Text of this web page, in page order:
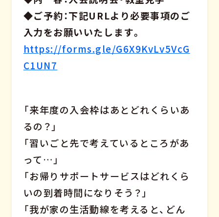
◆ご予約：下記URLより必要事項のご
入力をお願いいたします。
https://forms.gle/G6X9KvLv5VcG
C1UN7
「来年度の入会枠はあとどれくらいあ
るの？」
「習いごと先で考えているところがあ
って…」
「お帰りサポートサービスはどれくら
いの到着時間になりそう？」
「我が家の生活動線を考えると、どん